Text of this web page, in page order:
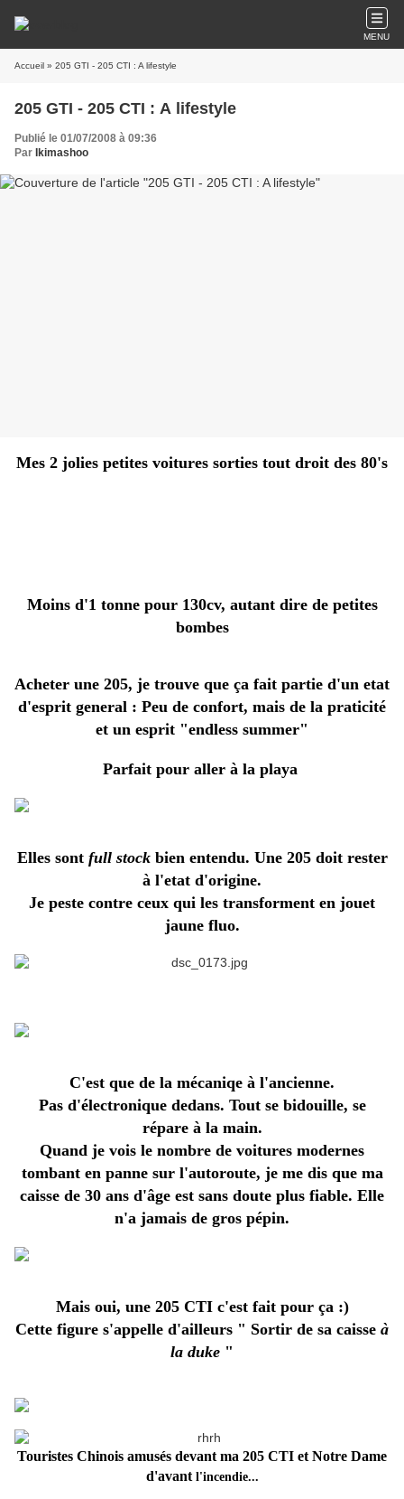
MENU
Accueil » 205 GTI - 205 CTI : A lifestyle
205 GTI - 205 CTI : A lifestyle
Publié le 01/07/2008 à 09:36
Par Ikimashoo
Mes 2 jolies petites voitures sorties tout droit des 80's
Moins d'1 tonne pour 130cv, autant dire de petites
bombes
Acheter une 205, je trouve que ça fait partie d'un etat
d'esprit general : Peu de confort, mais de la praticité
et un esprit "endless summer"
Parfait pour aller à la playa
Elles sont full stockbien entendu. Une 205 doit rester
à l'etat d'origine.
Je peste contre ceux qui les transforment en jouet
jaune fluo.
C'est que de la mécaniqe à l'ancienne.
Pas d'électroniquededans. Tout se bidouille, se
répare à la main.
Quand je vois le nombre de voitures modernes
tombant en panne sur l'autoroute, je me dis que ma
caisse de 30 ans d'âge est sans doute plus fiable. Elle
n'a jamais de gros pépin.
Mais oui, une 205 CTI c'est fait pour ça :)
Cette figure s'appelle d'ailleurs " Sortir de sa caisse à
la duke "
Touristes Chinois amusés devant ma 205 CTI et Notre Dame
d'avant l'incendie...